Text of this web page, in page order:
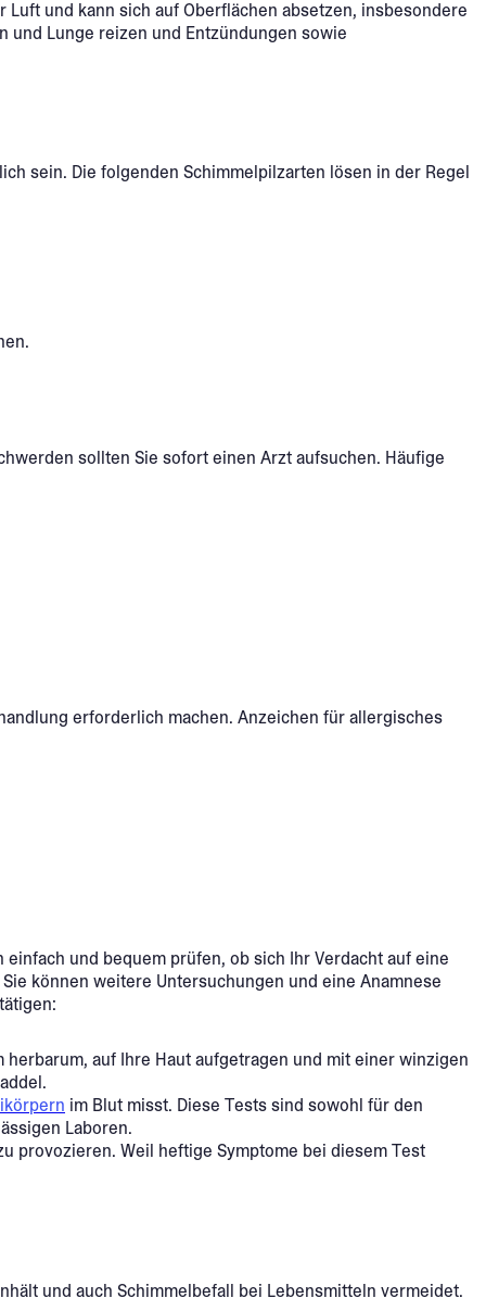
und kann sich auf Oberflächen absetzen, insbesondere
und Lunge reizen und Entzündungen sowie
sein. Die folgenden Schimmelpilzarten lösen in der Regel
sollten Sie sofort einen Arzt aufsuchen. Häufige
erforderlich machen. Anzeichen für allergisches
und bequem prüfen, ob sich Ihr Verdacht auf eine
können weitere Untersuchungen und eine Anamnese
auf Ihre Haut aufgetragen und mit einer winzigen
im Blut misst. Diese Tests sind sowohl für den
Laboren.
provozieren. Weil heftige Symptome bei diesem Test
und auch Schimmelbefall bei Lebensmitteln vermeidet.